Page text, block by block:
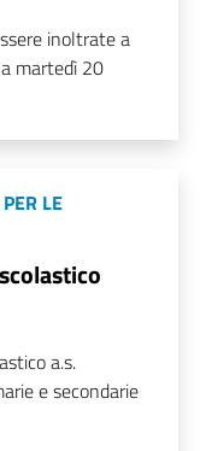
inoltrate a
martedì 20
LE
a.s.
e secondarie